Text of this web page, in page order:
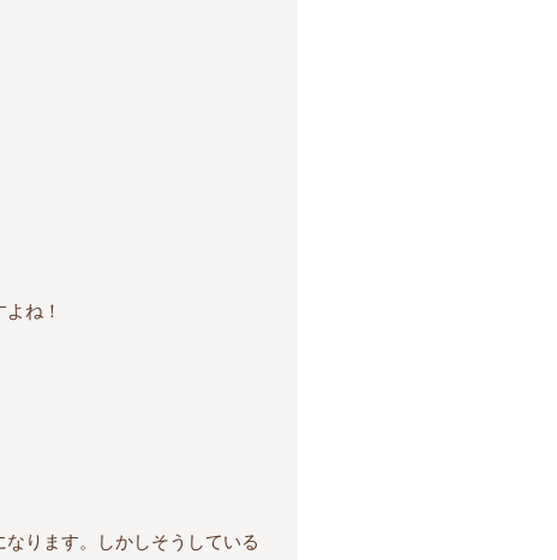
ね！
ります。しかしそうしている